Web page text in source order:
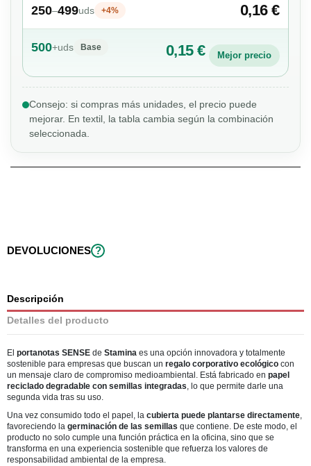
250–499uds +4% 0,16 €
500+uds Base 0,15 € Mejor precio
Consejo: si compras más unidades, el precio puede
mejorar. En textil, la tabla cambia según la combinación
seleccionada.
DEVOLUCIONES ?
Descripción
Detalles del producto
El portanotas SENSE de Stamina es una opción innovadora y totalmente
sostenible para empresas que buscan un regalo corporativo ecológico con
un mensaje claro de compromiso medioambiental. Está fabricado en papel
reciclado degradable con semillas integradas, lo que permite darle una
segunda vida tras su uso.
Una vez consumido todo el papel, la cubierta puede plantarse directamente,
favoreciendo la germinación de las semillas que contiene. De este modo, el
producto no solo cumple una función práctica en la oficina, sino que se
transforma en una experiencia sostenible que refuerza los valores de
responsabilidad ambiental de la empresa.